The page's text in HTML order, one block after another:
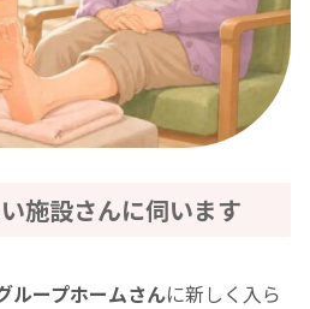
施設さんに伺います
ループホームさんに新しく入ら